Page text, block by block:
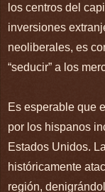
los centros del
inversiones
neoliberales, es
“seducir” a los
Es esperable que
por los hispanos
Estados Unidos.
históricamente
región,